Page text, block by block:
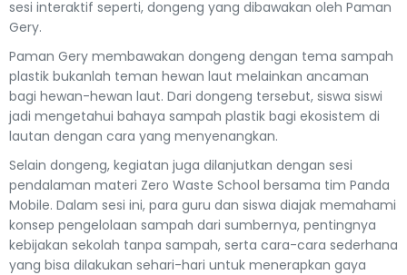
sesi interaktif seperti, dongeng yang dibawakan oleh Paman
Gery.
Paman Gery membawakan dongeng dengan tema sampah
plastik bukanlah teman hewan laut melainkan ancaman
bagi hewan-hewan laut. Dari dongeng tersebut, siswa siswi
jadi mengetahui bahaya sampah plastik bagi ekosistem di
lautan dengan cara yang menyenangkan.
Selain dongeng, kegiatan juga dilanjutkan dengan sesi
pendalaman materi Zero Waste School bersama tim Panda
Mobile. Dalam sesi ini, para guru dan siswa diajak memahami
konsep pengelolaan sampah dari sumbernya, pentingnya
kebijakan sekolah tanpa sampah, serta cara-cara sederhana
yang bisa dilakukan sehari-hari untuk menerapkan gaya